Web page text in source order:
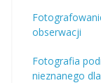
obserwacji
Fotografia
nieznanego